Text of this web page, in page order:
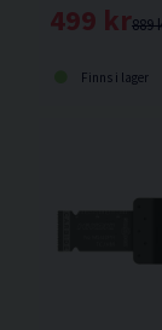
889
499 kr
Finns i lager